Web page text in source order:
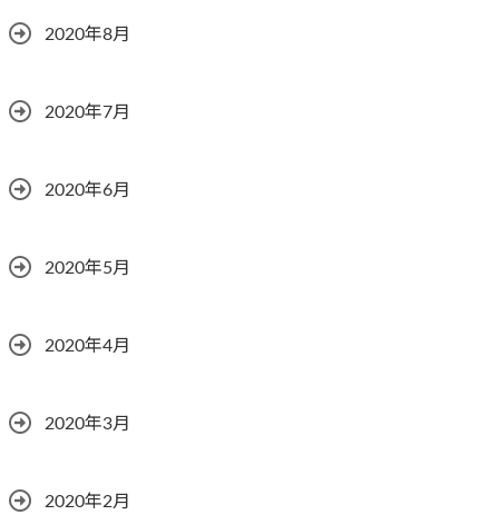
2020年8月
2020年7月
2020年6月
2020年5月
2020年4月
2020年3月
2020年2月